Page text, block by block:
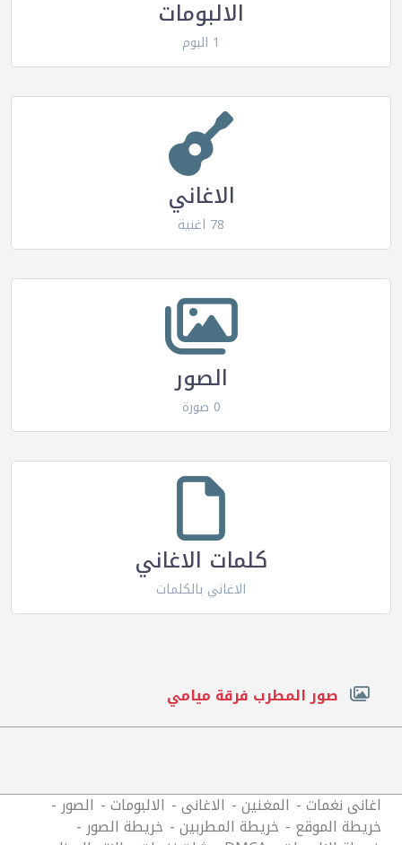
الالبومات
1 البوم
الاغاني
78 اغنية
الصور
0 صورة
كلمات الاغاني
الاغاني بالكلمات
صور المطرب فرقة ميامي
اغانى نغمات المغنين الاغانى الالبومات الصور
خريطة الموقع خريطة المطربين خريطة الصور